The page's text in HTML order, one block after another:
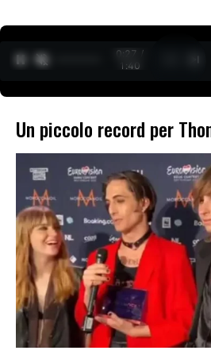
0:27 /
1:40
Un piccolo record per